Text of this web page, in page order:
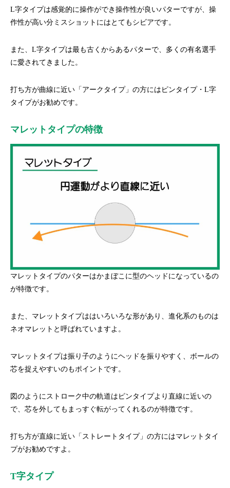
L字タイプは感覚的に操作ができ操作性が良いパターですが、操
作性が高い分ミスショットにはとてもシビアです。
また、L字タイプは最も古くからあるパターで、多くの有名選手
に愛されてきました。
打ち方が曲線に近い「アークタイプ」の方にはピンタイプ・L字
タイプがお勧めです。
マレットタイプの特徴
マレットタイプのパターはかまぼこに型のヘッドになっているの
が特徴です。
また、マレットタイプははいろいろな形があり、進化系のものは
ネオマレットと呼ばれていますよ。
マレットタイプは振り子のようにヘッドを振りやすく、ボールの
芯を捉えやすいのもポイントです。
図のようにストローク中の軌道はピンタイプより直線に近いの
で、芯を外してもまっすぐ転がってくれるのが特徴です。
打ち方が直線に近い「ストレートタイプ」の方にはマレットタイ
プがお勧めですよ。
T字タイプ